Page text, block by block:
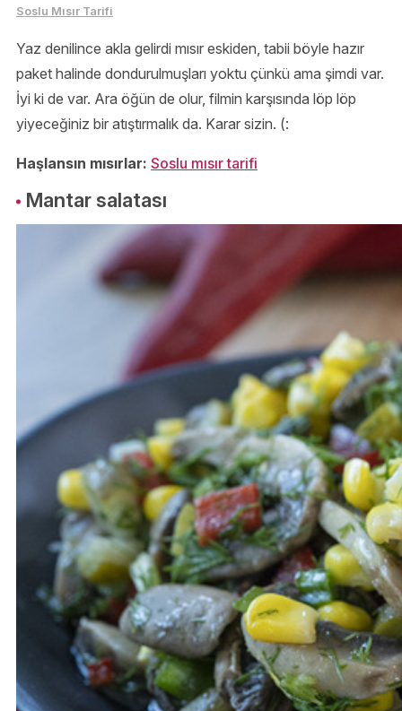
Soslu Mısır Tarifi
Yaz denilince akla gelirdi mısır eskiden, tabii böyle hazır
paket halinde dondurulmuşları yoktu çünkü ama şimdi var.
İyi ki de var. Ara öğün de olur, filmin karşısında löp löp
yiyeceğiniz bir atıştırmalık da. Karar sizin. (:
Haşlansın mısırlar: Soslu mısır tarifi
Mantar salatası